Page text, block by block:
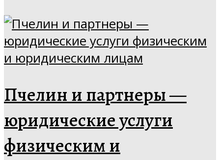
Пчелин и партнеры —
юридические услуги
физическим и